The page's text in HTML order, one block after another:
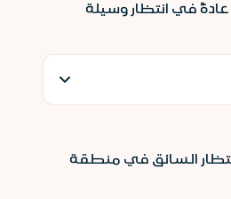
في انتظار وسيلة
السائق في منطقة